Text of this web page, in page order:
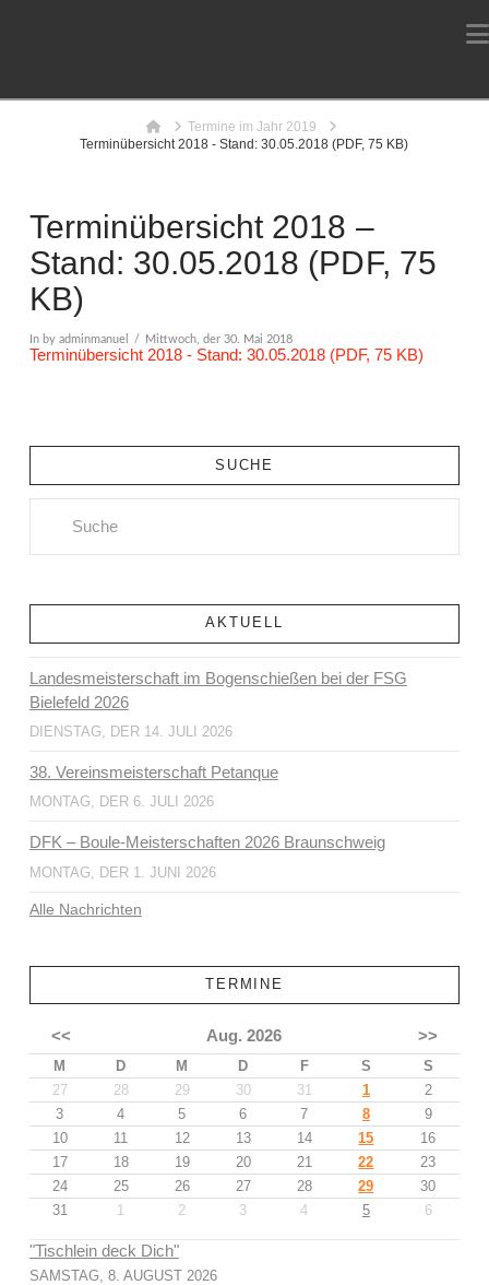
HomeTermine im Jahr 2019
Terminübersicht 2018 - Stand: 30.05.2018 (PDF, 75 KB)
Terminübersicht 2018 –
Stand: 30.05.2018 (PDF, 75
KB)
In by adminmanuel Mittwoch, der 30. Mai 2018
Terminübersicht 2018 - Stand: 30.05.2018 (PDF, 75 KB)
SUCHE
AKTUELL
Landesmeisterschaft im Bogenschießen bei der FSG
Bielefeld 2026
DIENSTAG, DER 14. JULI 2026
38. Vereinsmeisterschaft Petanque
MONTAG, DER 6. JULI 2026
DFK – Boule-Meisterschaften 2026 Braunschweig
MONTAG, DER 1. JUNI 2026
Alle Nachrichten
TERMINE
<< Aug. 2026 >>
M D M D F S
S
27
28 29 30 31 1
2
3
4 5 6 7 8
9
10
11 12 13 14 15
16
17
18 19 20 21 22
23
24
25 26 27 28 29
30
31
1 2 3 4 5 6
"Tischlein deck Dich"
SAMSTAG, 8. AUGUST 2026